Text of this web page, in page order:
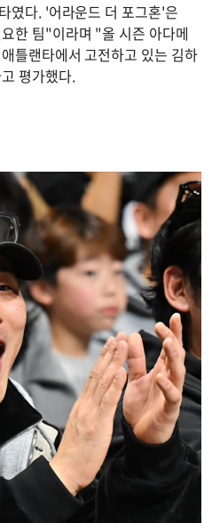
였다. '어라운드 더 포그혼'은
한 팀"이라며 "올 시즌 아다메
틀랜타에서 고전하고 있는 김하
평가했다.